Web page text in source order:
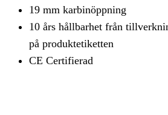
19 mm karbinöppning
10 års hållbarhet från
på produktetiketten
CE Certifierad